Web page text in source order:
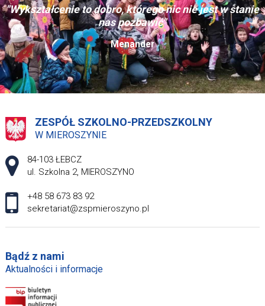
"Wykształcenie to dobro, którego nic nie jest w stanie
nas pozbawić"
Menander
ZESPÓŁ SZKOLNO-PRZEDSZKOLNY
W MIEROSZYNIE
Adres pocztowy:
84-103 ŁEBCZ
ul. Szkolna 2, MIEROSZYNO
+48 58 673 83 92
sekretariat@zspmieroszyno.pl
Bądź z nami
Aktualności i informacje